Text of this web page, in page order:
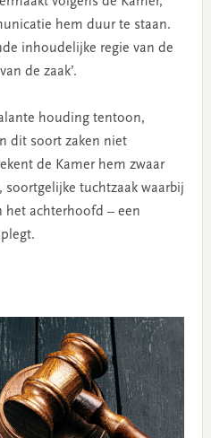
hem duur te staan.
inhoudelijke regie van de
de zaak’.
houding tentoon,
dit soort zaken niet
de Kamer hem zwaar
soortgelijke tuchtzaak waarbij
het achterhoofd – een